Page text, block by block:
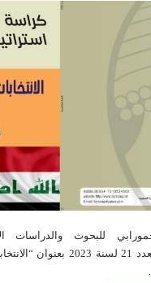
للبحوث والدراسات